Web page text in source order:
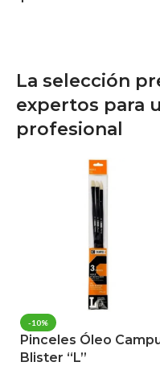
La selección
expertos para
profesional
-10%
Pinceles Óleo
Blister “L”